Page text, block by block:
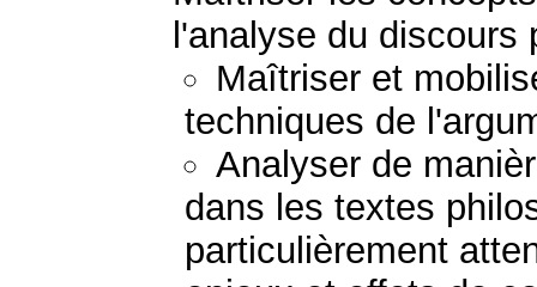
l'analyse du discours
Maîtriser et
techniques de
Analyser de
dans les textes
particulièrement